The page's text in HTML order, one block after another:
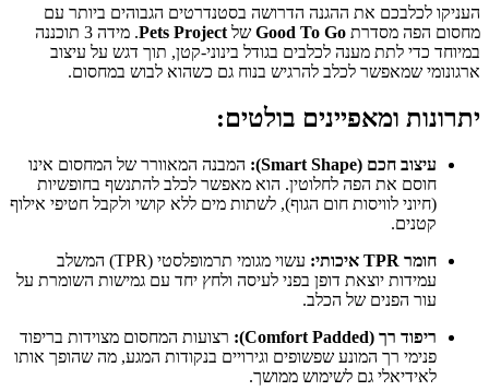
העניקו לכלבכם את ההגנה הדרושה בסטנדרטים הגבוהים ביותר עם
מחסום הפה מסדרת Good To Go של Pets Project
. מידה 3 תוכננה
במיוחד כדי לתת מענה לכלבים בגודל בינוני-קטן, תוך דגש על עיצוב
ארגונומי שמאפשר לכלב להרגיש בנוח גם כשהוא לבוש במחסום.
יתרונות ומאפיינים בולטים:
עיצוב חכם (Smart Shape):
המבנה המאוורר של המחסום אינו
חוסם את הפה לחלוטין. הוא מאפשר לכלב להתנשף בחופשיות
(חיוני לוויסות חום הגוף), לשתות מים ללא קושי ולקבל חטיפי אילוף
קטנים.
חומר TPR איכותי:
עשוי מגומי תרמופלסטי (TPR) המשלב
עמידות יוצאת דופן בפני לעיסה ולחץ יחד עם גמישות השומרת על
עור הפנים של הכלב.
ריפוד רך (Comfort Padded):
רצועות המחסום מצוידות בריפוד
פנימי רך המונע שפשופים וגירויים בנקודות המגע, מה שהופך אותו
לאידיאלי גם לשימוש ממושך.